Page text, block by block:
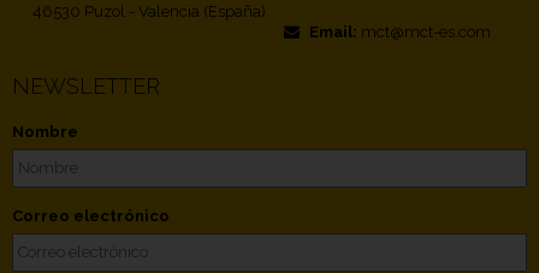
46530 Puzol - Valencia (España)
Email: mct@mct-es.com
NEWSLETTER
Nombre
Correo electrónico